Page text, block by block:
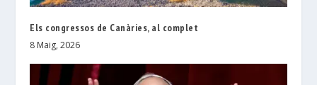
Els congressos de Canàries, al complet
8 Maig, 2026